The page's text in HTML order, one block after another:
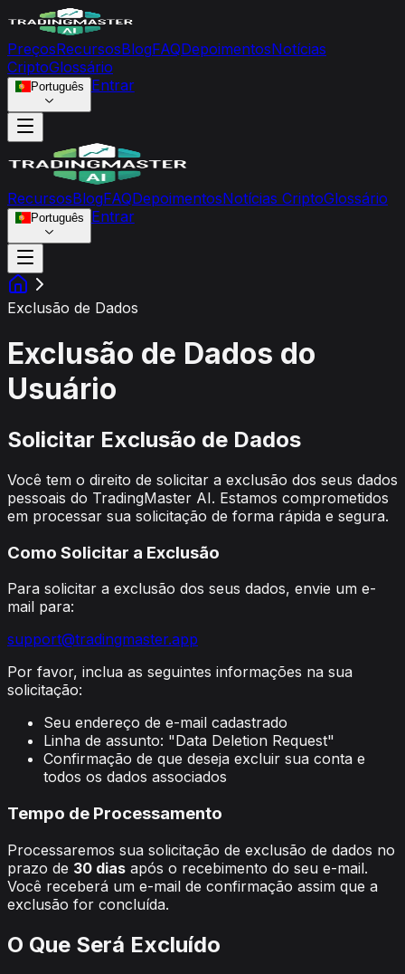
PreçosRecursosBlogFAQDepoimentosNotícias
CriptoGlossário
Português Entrar
RecursosBlogFAQDepoimentosNotícias CriptoGlossário
Português Entrar
Exclusão de Dados
Exclusão de Dados do
Usuário
Solicitar Exclusão de Dados
Você tem o direito de solicitar a exclusão dos seus dados
pessoais do TradingMaster AI. Estamos comprometidos
em processar sua solicitação de forma rápida e segura.
Como Solicitar a Exclusão
Para solicitar a exclusão dos seus dados, envie um e-
mail para:
support@tradingmaster.app
Por favor, inclua as seguintes informações na sua
solicitação:
Seu endereço de e-mail cadastrado
Linha de assunto: "Data Deletion Request"
Confirmação de que deseja excluir sua conta e
todos os dados associados
Tempo de Processamento
Processaremos sua solicitação de exclusão de dados no
prazo de 30 dias após o recebimento do seu e-mail.
Você receberá um e-mail de confirmação assim que a
exclusão for concluída.
O Que Será Excluído